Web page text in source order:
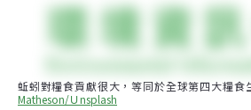
蚯蚓對糧食貢獻很大，等同於全球第四大糧食
Matheson/Ｕnsplash